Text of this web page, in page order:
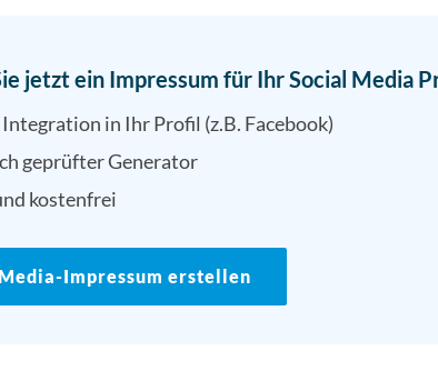
jetzt ein Impressum für Ihr Social Media
in Ihr Profil (z.B. Facebook)
geprüfter Generator
kostenfrei
Impressum erstellen